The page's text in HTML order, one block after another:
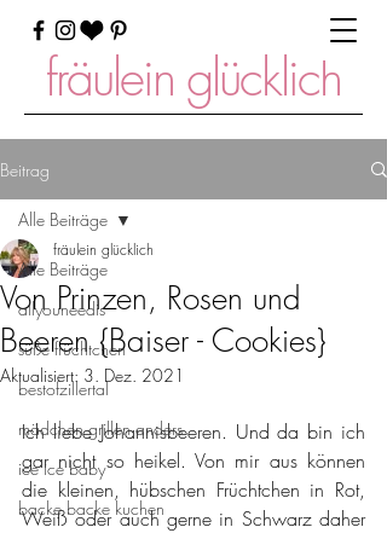
fräulein glücklich
Beitrag
Alle Beiträge
allyouneedis
süße früchtchen
bestofzillertal
mädchen grillen anders
ice ice baby
backe backe kuchen
Alle Beiträge
Von Prinzen, Rosen und
Beeren {Baiser - Cookies}
fräulein glücklich
Aktualisiert: 3. Dez. 2021
Ich liebe Johannisbeeren. Und da bin ich
gar nicht so heikel. Von mir aus können
die kleinen, hübschen Früchtchen in Rot,
Weiß oder auch gerne in Schwarz daher